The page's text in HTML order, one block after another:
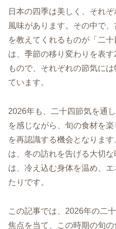
日本の四季は美しく、それ
風味があります。その中で
を教えてくれるものが「二
は、季節の移り変わりを表
もので、それぞれの節気に
ています。
2026年も、二十四節気を通
を感じながら、旬の食材を
を再認識する機会となりま
は、冬の訪れを告げる大切
は、冷え込む身体を温め、
たりです。
この記事では、2026年の二
焦点を当て、この時期の旬の